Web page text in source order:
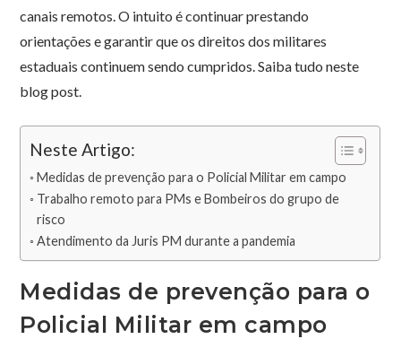
canais remotos. O intuito é continuar prestando
orientações e garantir que os direitos dos militares
estaduais continuem sendo cumpridos. Saiba tudo neste
blog post.
Neste Artigo:
Medidas de prevenção para o Policial Militar em campo
Trabalho remoto para PMs e Bombeiros do grupo de
risco
Atendimento da Juris PM durante a pandemia
Medidas de prevenção para o
Policial Militar em campo